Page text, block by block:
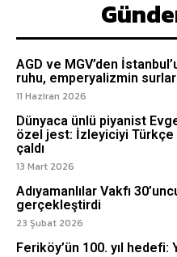
AGD ve MGV’den
ruhu, emperyalizmin
11 Haziran 2026
Dünyaca ünlü piyanist
özel jest: İzleyiciyi Türkçe
çaldı
13 Mart 2026
Adıyamanlılar Vakfı
gerçekleştirdi
23 Şubat 2026
Feriköy’ün 100. yıl